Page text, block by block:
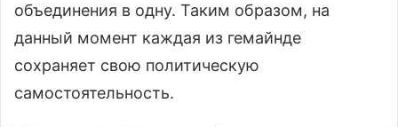
объединения в одну. Таким образом, на
данный момент каждая из гемайнде
сохраняет свою политическую
самостоятельность.